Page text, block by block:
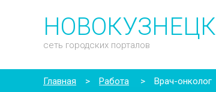
НОВОКУЗНЕЦК
сеть городских порталов
Главная > Работа > Врач-онколог